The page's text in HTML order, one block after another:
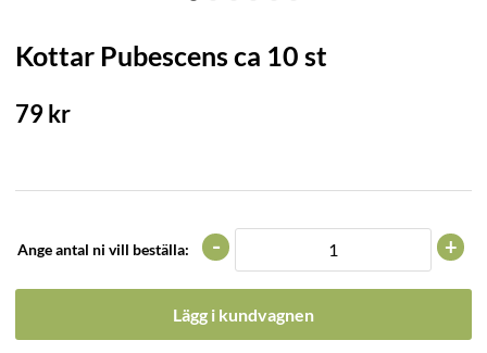
Kottar Pubescens ca 10 st
79kr
Ange antal ni vill beställa: +
-
Lägg i kundvagnen